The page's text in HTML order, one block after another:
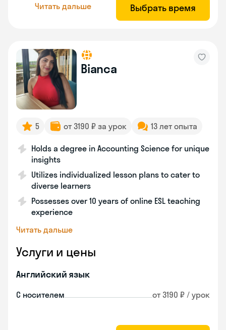
Читать дальше Выбрать время
Bianca
5 от 3190 ₽ за урок 13 лет опыта
Holds a degree in Accounting Science for unique
insights
Utilizes individualized lesson plans to cater to
diverse learners
Possesses over 10 years of online ESL teaching
experience
Читать дальше
Услуги и цены
Английский язык
С носителем от 3190 ₽ / урок